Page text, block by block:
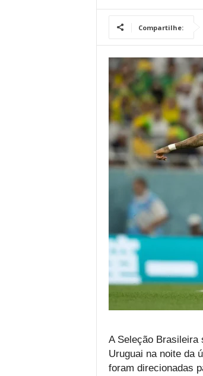
Compartilhe:
A Seleção Brasileira
Uruguai na noite da
foram direcionadas